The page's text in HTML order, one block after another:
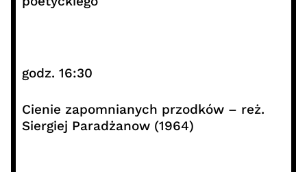
godz. 16:30
Cienie zapomnianych przodków – reż.
Siergiej Paradżanow (1964)